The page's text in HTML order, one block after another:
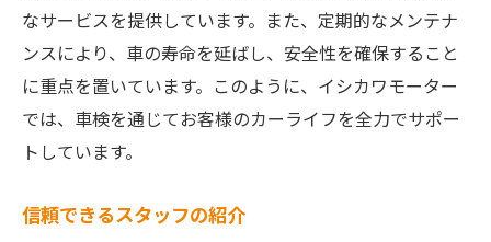
なサービスを提供しています。また、定期的なメンテナ
ンスにより、車の寿命を延ばし、安全性を確保すること
に重点を置いています。このように、イシカワモーター
では、車検を通じてお客様のカーライフを全力でサポー
トしています。
信頼できるスタッフの紹介